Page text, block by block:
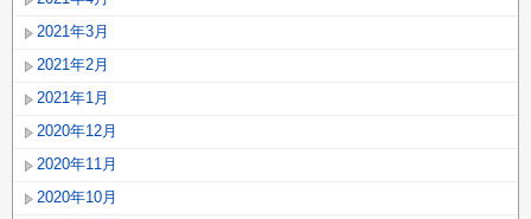
2021年3月
2021年2月
2021年1月
2020年12月
2020年11月
2020年10月